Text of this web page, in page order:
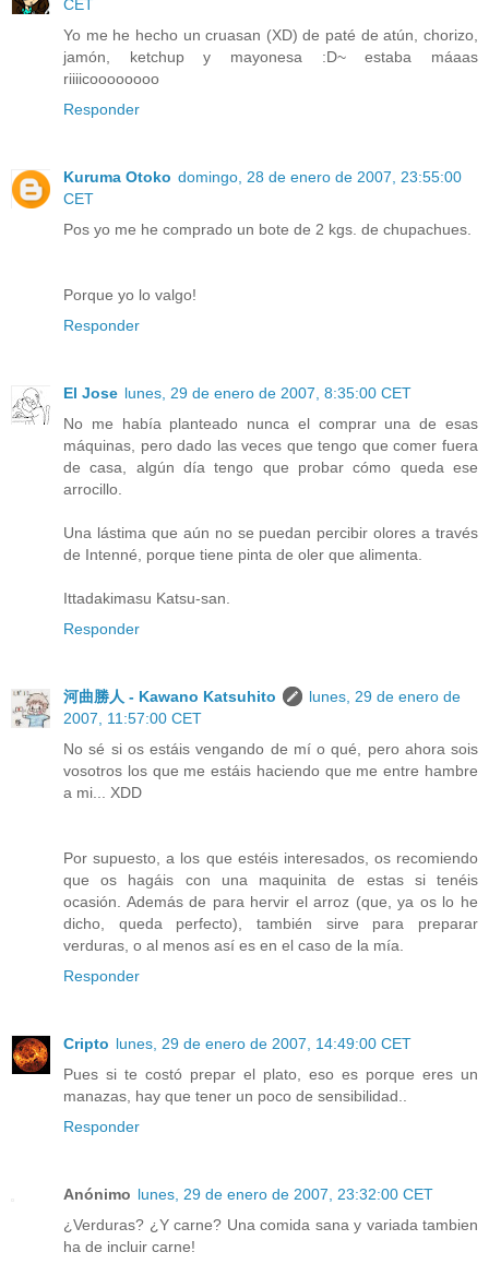
CET
Yo me he hecho un cruasan (XD) de paté de atún, chorizo,
jamón, ketchup y mayonesa :D~ estaba máaas
riiiicoooooooo
Responder
Kuruma Otoko domingo, 28 de enero de 2007, 23:55:00
CET
Pos yo me he comprado un bote de 2 kgs. de chupachues.
Porque yo lo valgo!
Responder
El Jose lunes, 29 de enero de 2007, 8:35:00 CET
No me había planteado nunca el comprar una de esas
máquinas, pero dado las veces que tengo que comer fuera
de casa, algún día tengo que probar cómo queda ese
arrocillo.
Una lástima que aún no se puedan percibir olores a través
de Intenné, porque tiene pinta de oler que alimenta.
Ittadakimasu Katsu-san.
Responder
河曲勝人 - Kawano Katsuhito
lunes, 29 de enero de
2007, 11:57:00 CET
No sé si os estáis vengando de mí o qué, pero ahora sois
vosotros los que me estáis haciendo que me entre hambre
a mi... XDD
Por supuesto, a los que estéis interesados, os recomiendo
que os hagáis con una maquinita de estas si tenéis
ocasión. Además de para hervir el arroz (que, ya os lo he
dicho, queda perfecto), también sirve para preparar
verduras, o al menos así es en el caso de la mía.
Responder
Cripto lunes, 29 de enero de 2007, 14:49:00 CET
Pues si te costó prepar el plato, eso es porque eres un
manazas, hay que tener un poco de sensibilidad..
Responder
Anónimo lunes, 29 de enero de 2007, 23:32:00 CET
¿Verduras? ¿Y carne? Una comida sana y variada tambien
ha de incluir carne!